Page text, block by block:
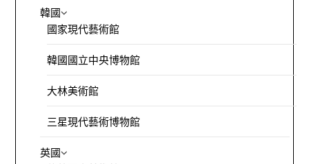
韓國
國家現代藝術館
韓國國立中央博物館
大林美術館
三星現代藝術博物館
英國